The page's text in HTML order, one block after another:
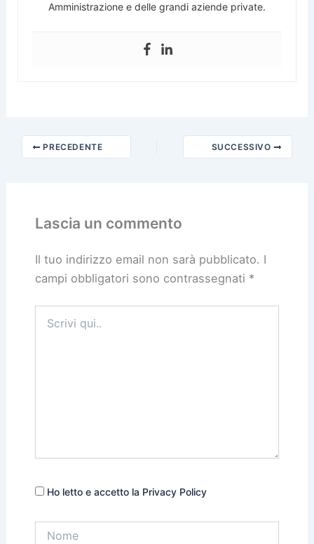
Amministrazione e delle grandi aziende private.
PRECEDENTE SUCCESSIVO
Lascia un commento
Il tuo indirizzo email non sarà pubblicato. I
campi obbligatori sono contrassegnati *
qui..
Ho letto e accetto la Privacy Policy